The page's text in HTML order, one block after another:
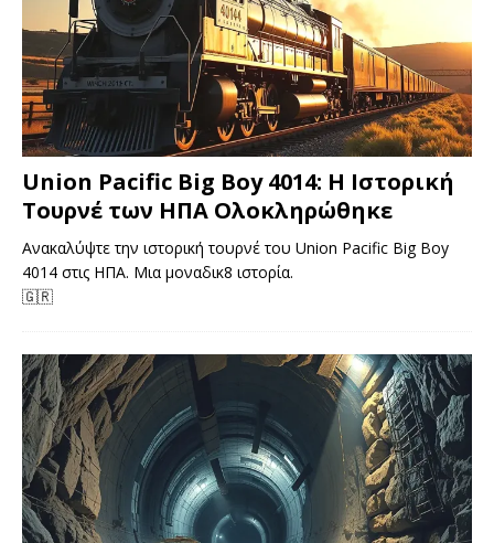
Union Pacific Big Boy 4014: Η Ιστορική
Τουρνέ των ΗΠΑ Ολοκληρώθηκε
Ανακαλύψτε την ιστορική τουρνέ του Union Pacific Big Boy
4014 στις ΗΠΑ. Μια μοναδικ8 ιστορία.
🇬🇷